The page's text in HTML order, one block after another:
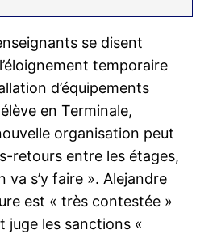
se disent
temporaire
d’équipements
en Terminale,
organisation peut
retours entre les étages,
va s’y faire ». Alejandre
est « très contestée »
juge les sanctions «